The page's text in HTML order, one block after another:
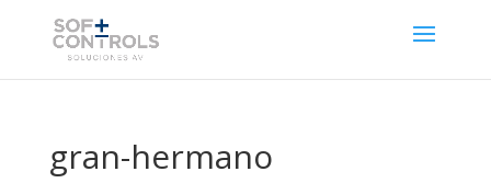
gran-hermano